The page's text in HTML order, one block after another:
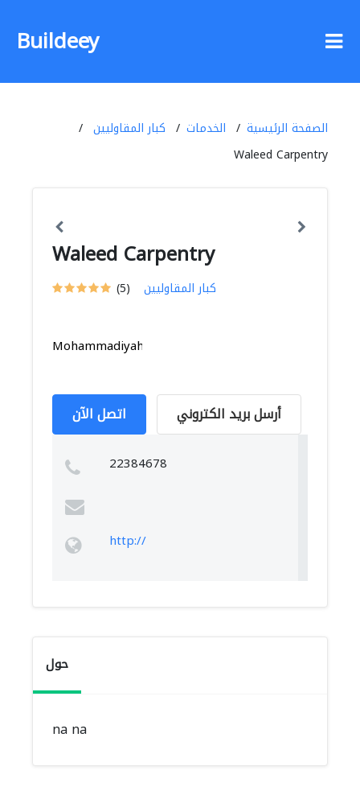
Buildeey
الصفحة الرئيسية الخدمات
كبار المقاوليين
Waleed Carpentry
Waleed Carpentry
(5) كبار المقاوليين
Mohammadiyah,
اتصل الآن أرسل بريد الكتروني
22384678
http://
حول
na na